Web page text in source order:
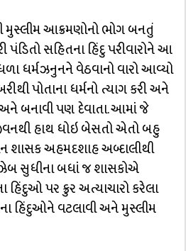
મુસ્લીમ આક્રમણોનો ભોગ બનતું
પંડિતો સહિતના હિંદુ પરીવારોને આ
ધર્મઝનુનને વેઠવાનો વારો આવ્યો
પોતાના ધર્મનો ત્યાગ કરી અને
બનાવી પણ દેવાતા. આમાં જે
હાથ ધોઇ બેસતો એતો બહુ
શાસક અહમદશાહ અબ્દાલીથી
સુધીના બધાં જ શાસકોએ
હિંદુઓ પર ક્રુર અત્યાચારો કરેલા
હિંદુઓને વટલાવી અને મુસ્લીમ